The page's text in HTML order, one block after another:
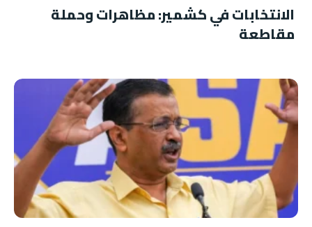
الانتخابات في كشمير: مظاهرات وحملة
مقاطعة